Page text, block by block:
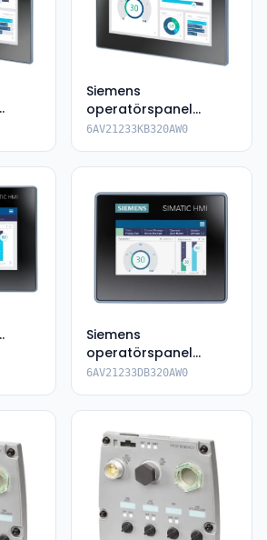
Siemens
operatörspanel
6AV2123-3KB32-0AW0
6AV21233KB320AW0
Siemens
operatörspanel
6AV2123-3DB32-0AW0
6AV21233DB320AW0